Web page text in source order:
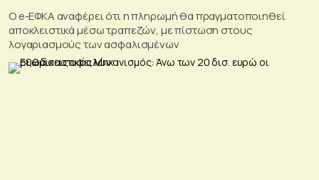
O e-ΕΦΚΑ αναφέρει ότι η πληρωμή θα πραγματοποιηθεί
αποκλειστικά μέσω τραπεζών, με πίστωση στους
λογαριασμούς των ασφαλισμένων